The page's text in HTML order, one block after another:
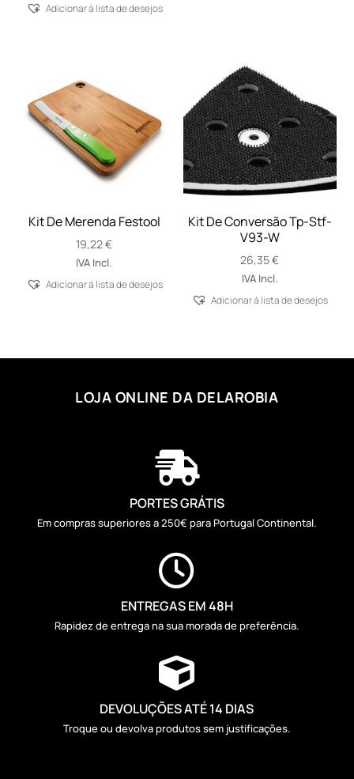
Adicionar á lista de desejos
Kit De Merenda Festool
19,22€
IVA Incl.
Adicionar á lista de desejos
Kit De Conversão Tp-Stf-
V93-W
26,35€
IVA Incl.
Adicionar á lista de desejos
LOJA ONLINE DA DELAROBIA

PORTES GRÁTIS
Em compras superiores a 250€ para Portugal Continental.

ENTREGAS EM 48H
Rapidez de entrega na sua morada de preferência.

DEVOLUÇÕES ATÉ 14 DIAS
Troque ou devolva produtos sem justificações.